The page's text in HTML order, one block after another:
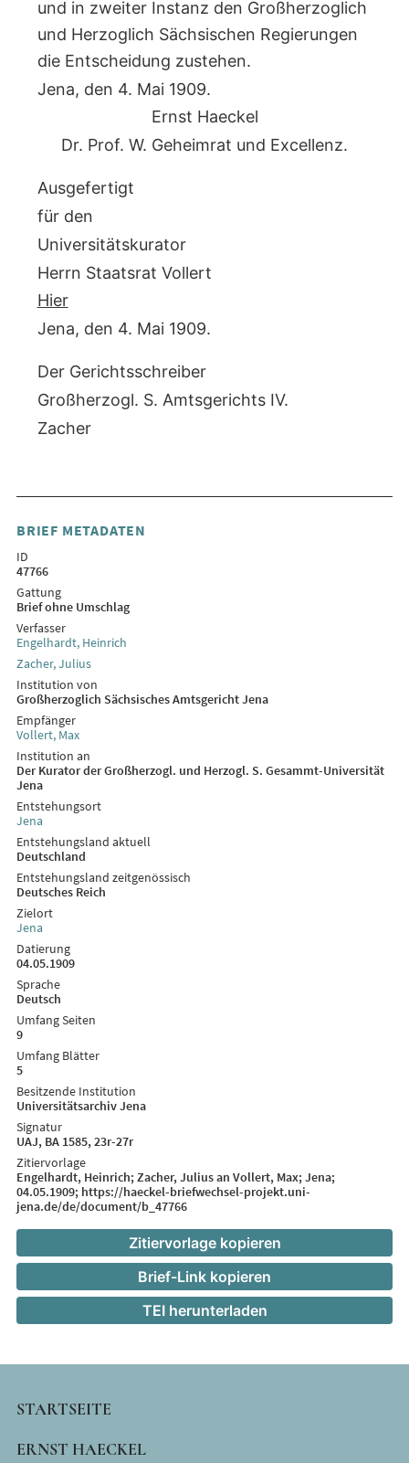
und in zweiter Instanz den Großherzoglich
und Herzoglich Sächsischen Regierungen
die Entscheidung zustehen.
Jena, den 4. Mai 1909.
Ernst Haeckel
Dr. Prof. W. Geheimrat und Excellenz.
Ausgefertigt
für den
Universitätskurator
Herrn Staatsrat Vollert
Hier
Jena, den 4. Mai 1909.
Der Gerichtsschreiber
Großherzogl. S. Amtsgerichts IV.
Zacher
BRIEF METADATEN
ID
47766
Gattung
Brief ohne Umschlag
Verfasser
Engelhardt, Heinrich
Zacher, Julius
Institution von
Großherzoglich Sächsisches Amtsgericht Jena
Empfänger
Vollert, Max
Institution an
Der Kurator der Großherzogl. und Herzogl. S. Gesammt-Universität
Jena
Entstehungsort
Jena
Entstehungsland aktuell
Deutschland
Entstehungsland zeitgenössisch
Deutsches Reich
Zielort
Jena
Datierung
04.05.1909
Sprache
Deutsch
Umfang Seiten
9
Umfang Blätter
5
Besitzende Institution
Universitätsarchiv Jena
Signatur
UAJ, BA 1585, 23r-27r
Zitiervorlage
Engelhardt, Heinrich; Zacher, Julius an Vollert, Max; Jena;
04.05.1909; https://haeckel-briefwechsel-projekt.uni-
jena.de/de/document/b_47766
Zitiervorlage kopieren
Brief-Link kopieren
TEI herunterladen
MAIN
NAVIGATION
STARTSEITE
ERNST HAECKEL